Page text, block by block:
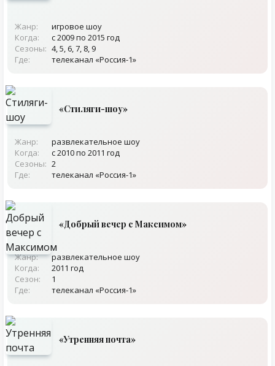
Жанр:
игровое шоу
Когда:
с 2009 по 2015 год
Сезоны: 4, 5, 6, 7, 8, 9
Где:
телеканал «Россия-1»
«Стиляги-шоу»
Жанр:
развлекательное шоу
Когда:
с 2010 по 2011 год
Сезоны: 2
Где:
телеканал «Россия-1»
«Добрый вечер с Максимом»
Жанр:
развлекательное шоу
Когда:
2011 год
Сезон:
1
Где:
телеканал «Россия-1»
«Утренняя почта»